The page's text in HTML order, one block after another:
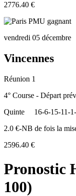
2776.40 €
vendredi 05 décembre
Vincennes
Réunion 1
4° Course - Départ
Quinte
16-6-15-11-
2.0 €-NB de fois la
2596.40 €
Pronostic
100)